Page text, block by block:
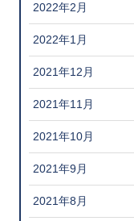
2022年2月
2022年1月
2021年12月
2021年11月
2021年10月
2021年9月
2021年8月